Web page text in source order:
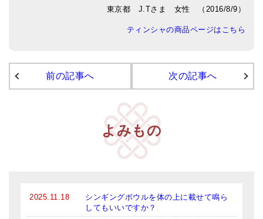
●マンダラ彫（黒・渋金）
お得なアマナマナ・セット
特大シンギングボウル・特殊柄
アマナマナのティンシャ
東京都 J.Tさま 女性 （2016/8/9）
ティンシャの商品ページはこちら
前の記事へ 次の記事へ
よみもの
2025.11.18
シンギングボウルを体の上に載せて鳴ら
してもいいですか？